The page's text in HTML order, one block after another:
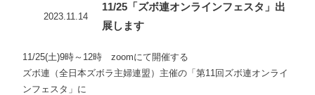
2023.11.14
11/25「ズボ連オンラインフェスタ」出
展します
11/25(土)9時～12時 zoomにて開催する
ズボ連（全日本ズボラ主婦連盟）主催の「第11回ズボ連オンライ
ンフェスタ 」に